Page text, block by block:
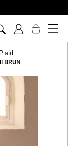
Plaid
BRUN